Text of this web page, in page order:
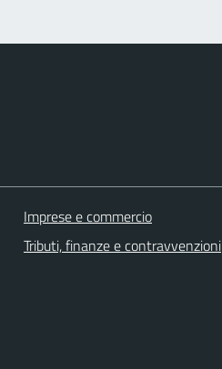
Imprese e commercio
Tributi, finanze e contravvenzioni